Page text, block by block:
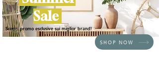
Sale
SHOP NOW
Scopri promo esclusive sui miglior brand!